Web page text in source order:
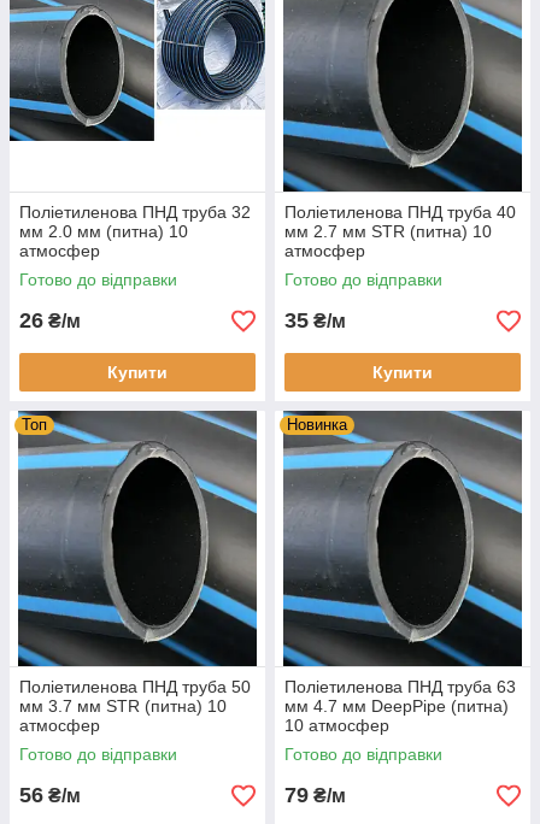
Поліетиленова ПНД труба 32
мм 2.0 мм (питна) 10
атмосфер
Готово до відправки
26 ₴/м
Купити
Поліетиленова ПНД труба 40
мм 2.7 мм STR (питна) 10
атмосфер
Готово до відправки
35 ₴/м
Купити
Топ
Поліетиленова ПНД труба 50
мм 3.7 мм STR (питна) 10
атмосфер
Готово до відправки
56 ₴/м
Новинка
Поліетиленова ПНД труба 63
мм 4.7 мм DeepPipe (питна)
10 атмосфер
Готово до відправки
79 ₴/м